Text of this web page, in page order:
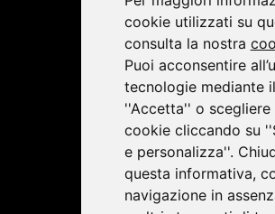
cookie utilizzati su
consulta la nostra
Puoi acconsentire
tecnologie mediante
''Accetta'' o scegliere
cookie cliccando su
e personalizza''.
questa informativa,
navigazione in